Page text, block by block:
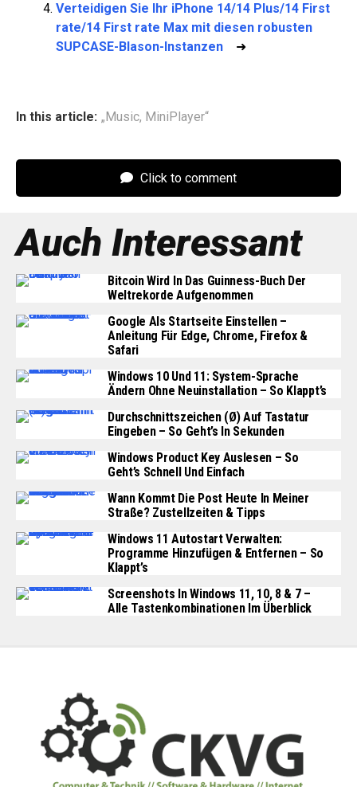
Verteidigen Sie Ihr iPhone 14/14 Plus/14 First
rate/14 First rate Max mit diesen robusten
SUPCASE-Blason-Instanzen ➜
In this article: „Music, MiniPlayer“
Click to comment
Auch Interessant
Bitcoin Wird In Das Guinness-Buch Der
Weltrekorde Aufgenommen
Google Als Startseite Einstellen –
Anleitung Für Edge, Chrome, Firefox &
Safari
Windows 10 Und 11: System-Sprache
Ändern Ohne Neuinstallation – So Klappt’s
Durchschnittszeichen (Ø) Auf Tastatur
Eingeben – So Geht’s In Sekunden
Windows Product Key Auslesen – So
Geht’s Schnell Und Einfach
Wann Kommt Die Post Heute In Meiner
Straße? Zustellzeiten & Tipps
Windows 11 Autostart Verwalten:
Programme Hinzufügen & Entfernen – So
Klappt’s
Screenshots In Windows 11, 10, 8 & 7 –
Alle Tastenkombinationen Im Überblick